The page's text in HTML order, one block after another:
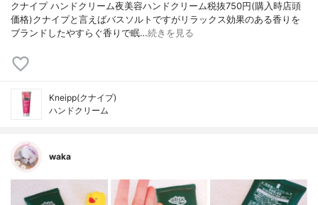
クナイプ ハンドクリーム夜美容ハンドクリーム税抜750円(購入時店頭
価格)クナイプと言えばバスソルトですがリラックス効果のある香りを
ブランドしたやすらぐ香りで眠…続きを見る
Kneipp(クナイプ)
ハンドクリーム
waka